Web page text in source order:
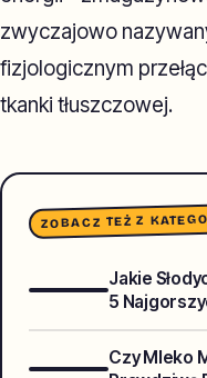
zwyczajowo
fizjologicznym
tkanki tłuszczowej.
ZOBACZ TEŻ Z
Jakie
5
Czy Mleko